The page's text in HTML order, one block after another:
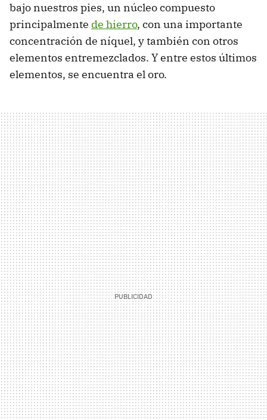
bajo nuestros pies, un núcleo compuesto
principalmente de hierro, con una importante
concentración de níquel, y también con otros
elementos entremezclados. Y entre estos últimos
elementos, se encuentra el oro.